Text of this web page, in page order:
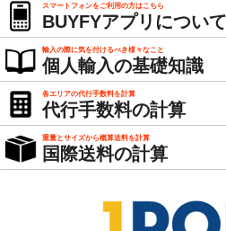
スマートフォンをご利用の方はこちら
BUYFYアプリについて
輸入の際に気を付けるべき様々なこと
個人輸入の基礎知識
各エリアの代行手数料を計算
代行手数料の計算
重量とサイズから概算送料を計算
国際送料の計算